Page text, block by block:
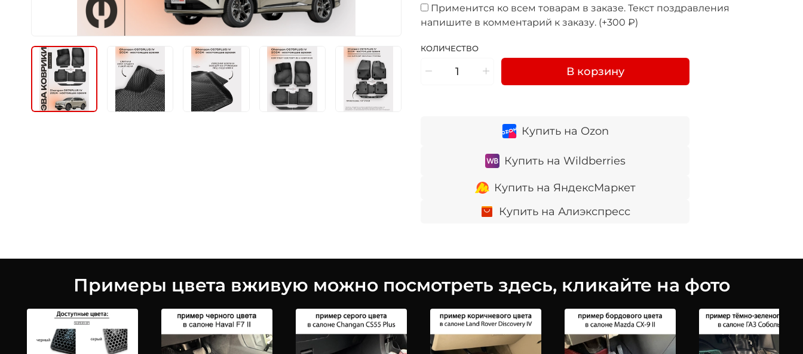
КОЛИЧЕСТВО
В корзину
Купить на Ozon
Купить на Wildberries
Купить на ЯндексМаркет
Купить на Алиэкспресс
Применится ко всем товарам в заказе. Текст поздравления
напишите в комментарий к заказу. (+300 ₽)
Примеры цвета вживую можно посмотреть здесь, кликайте на фото